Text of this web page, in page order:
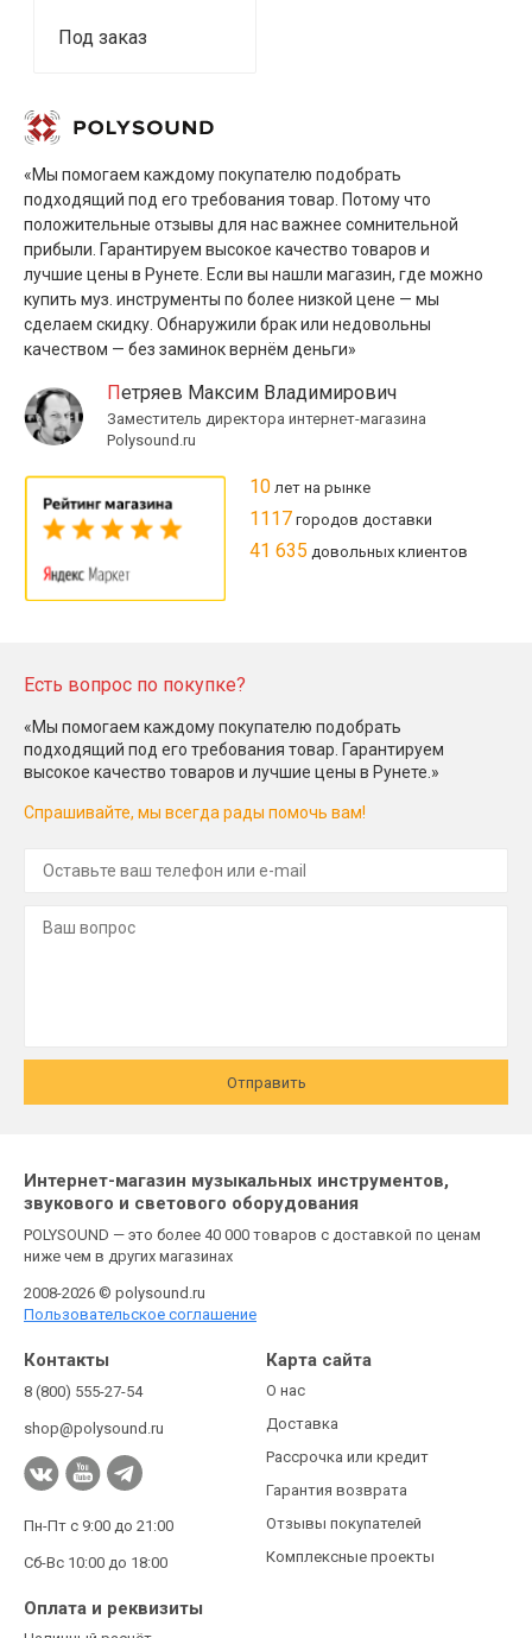
стойки для конги, 3шт
Под заказ
«Мы помогаем каждому покупателю подобрать
подходящий под его требования товар. Потому что
положительные отзывы для нас важнее сомнительной
прибыли. Гарантируем высокое качество товаров и
лучшие цены в Рунете. Если вы нашли магазин, где можно
купить муз. инструменты по более низкой цене — мы
сделаем скидку. Обнаружили брак или недовольны
качеством — без заминок вернём деньги»
Петряев Максим Владимирович
Заместитель директора интернет-магазина
Polysound.ru
10 лет на рынке
1117 городов доставки
41 635 довольных клиентов
Есть вопрос по покупке?
«Мы помогаем каждому покупателю подобрать
подходящий под его требования товар. Гарантируем
высокое качество товаров и лучшие цены в Рунете.»
Спрашивайте, мы всегда рады помочь вам!
Отправить
Интернет-магазин музыкальных инструментов,
звукового и светового оборудования
POLYSOUND — это более 40 000 товаров с доставкой по ценам
ниже чем в других магазинах
2008-2026 © polysound.ru
Пользовательское соглашение
Контакты
8 (800) 555-27-54
shop@polysound.ru
Пн-Пт с 9:00 до 21:00
Сб-Вс 10:00 до 18:00
Карта сайта
О нас
Доставка
Рассрочка или кредит
Гарантия возврата
Отзывы покупателей
Комплексные проекты
Оплата и реквизиты